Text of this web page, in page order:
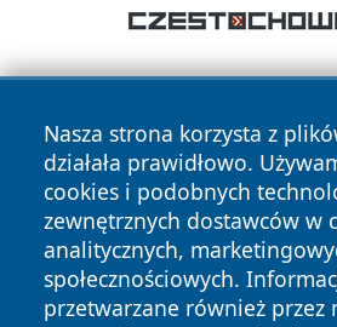
Nasza strona korzysta z
działała prawidłowo.
cookies i podobnych
zewnętrznych dostawców w
analitycznych,
społecznościowych.
przetwarzane również przez
Copyright © 2026 stargardlokalnie.pl
zastrzeżone.